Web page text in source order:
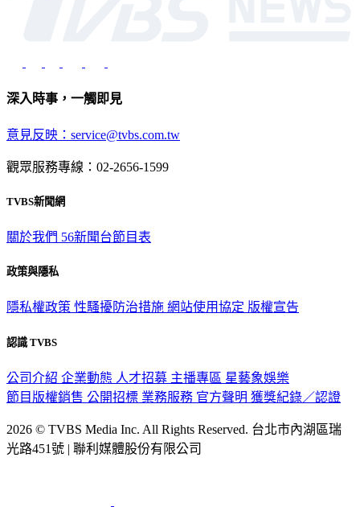
深入時事，一觸即見
意見反映：service@tvbs.com.tw
觀眾服務專線：02-2656-1599
TVBS新聞網
關於我們 56新聞台節目表
政策與隱私
隱私權政策 性騷擾防治措施 網站使用協定 版權宣告
認識 TVBS
公司介紹 企業動態 人才招募 主播專區 星藝象娛樂
節目版權銷售 公開招標 業務服務 官方聲明 獲獎紀錄／認證
2026 © TVBS Media Inc. All Rights Reserved. 台北市內湖區瑞
光路451號 | 聯利媒體股份有限公司